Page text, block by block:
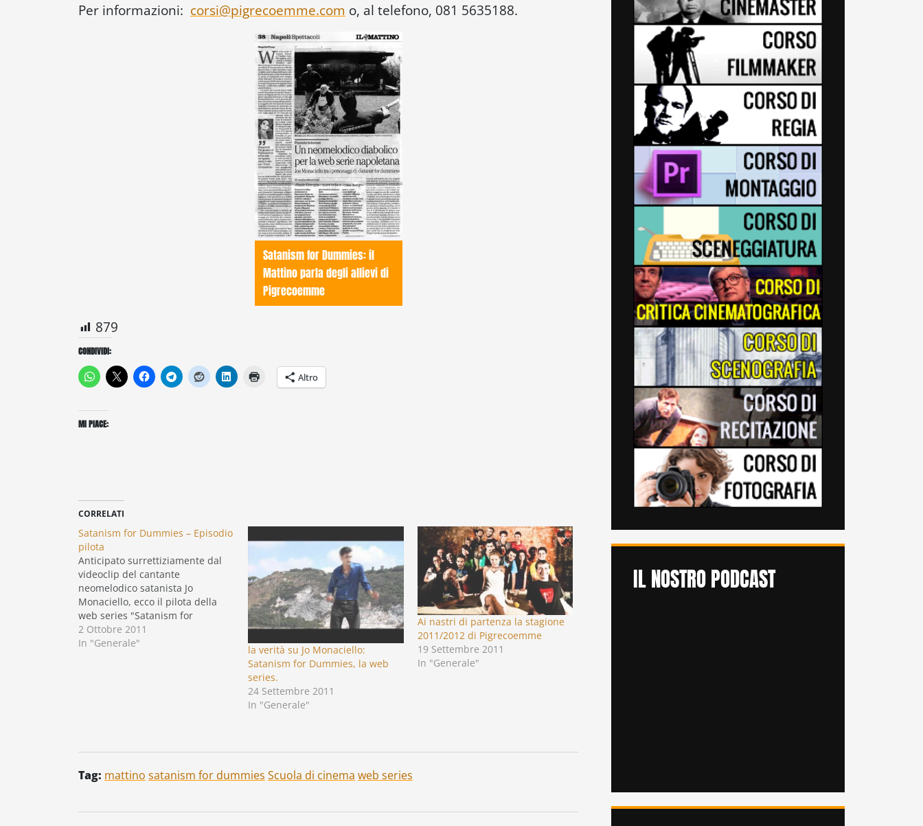
Per informazioni: corsi@pigrecoemme.com o, al telefono, 081 5635188.
Satanism for Dummies: il
Mattino parla degli allievi di
Pigrecoemme
879
CONDIVIDI:
Altro
MI PIACE:
CORRELATI
Satanism for Dummies – Episodio
pilota
Anticipato surrettiziamente dal
videoclip del cantante
neomelodico satanista Jo
Monaciello, ecco il pilota della
web series "Satanism for
Dummies", realizzato dagli allievi
del corso master 2010/2011 ed
2 Ottobre 2011
In "Generale"
la verità su Jo Monaciello:
Satanism for Dummies, la web
series.
24 Settembre 2011
In "Generale"
Ai nastri di partenza la stagione
2011/2012 di Pigrecoemme
19 Settembre 2011
In "Generale"
Tag: mattino satanism for dummies Scuola di cinema web series
IL NOSTRO PODCAST